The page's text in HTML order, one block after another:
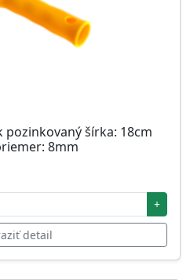
pozinkovaný šírka: 18cm
8mm
+
detail